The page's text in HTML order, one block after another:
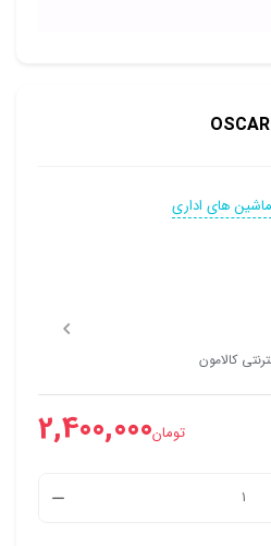
ماشین های اداری
کالامون
تومان2,400,000